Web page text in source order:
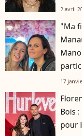
2 avril
"Ma
17
Bois
pour